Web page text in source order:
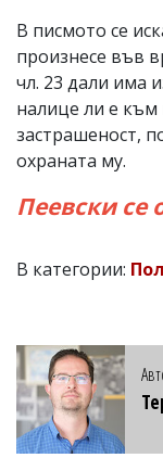
В писмото се
произнесе във
чл. 23 дали има
налице ли е
застрашеност,
охраната му.
Пеевски се
В категории: